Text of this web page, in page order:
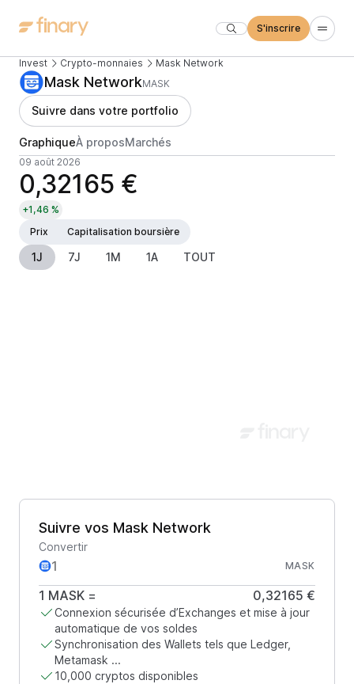
S'inscrire
Invest Crypto-monnaies Mask Network
Mask NetworkMASK
Suivre dans votre portfolio
GraphiqueÀ proposMarchés
09 août 2026
0,32165 €
+1,46 %
Prix
Capitalisation boursière
1J 7J 1M 1A TOUT
Suivre vos Mask Network
Convertir
MASK
1 MASK = 0,32165 €
Connexion sécurisée d’Exchanges et mise à jour
automatique de vos soldes
Synchronisation des Wallets tels que Ledger,
Metamask ...
10,000 cryptos disponibles